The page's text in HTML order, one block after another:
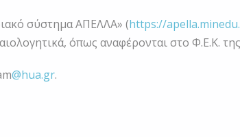
σύστημα ΑΠΕΛΛΑ» (https://
όπως αναφέρονται στο Φ.Ε.Κ.
@hua.gr.